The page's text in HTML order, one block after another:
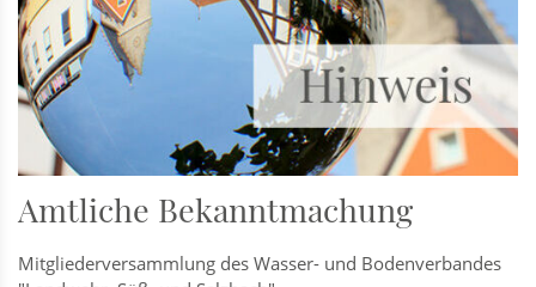
Amtliche Bekanntmachung
Mitgliederversammlung des Wasser- und Bodenverbandes